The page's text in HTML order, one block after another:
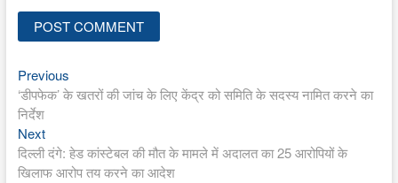
Post
navigation
PreviousPrevious
post:
‘डीपफेक’ के खतरों की जांच के लिए केंद्र को समिति के सदस्य नामित करने का
निर्देश
NextNext
post:
दिल्ली दंगे: हेड कांस्टेबल की मौत के मामले में अदालत का 25 आरोपियों के
खिलाफ आरोप तय करने का आदेश